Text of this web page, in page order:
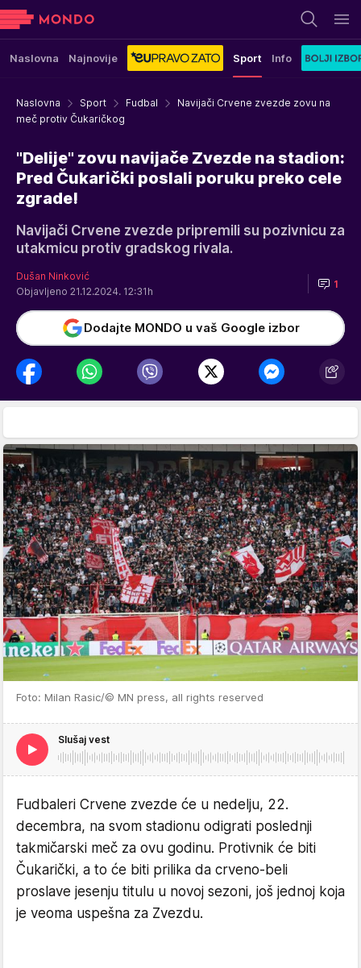
Naslovna Najnovije Sport Info
Naslovna Sport Fudbal
Navijači Crvene zvezde zovu na
meč protiv Čukaričkog
"Delije" zovu navijače Zvezde na stadion:
Pred Čukarički poslali poruku preko cele
zgrade!
Navijači Crvene zvezde pripremili su pozivnicu za
utakmicu protiv gradskog rivala.
Dušan Ninković
Objavljeno 21.12.2024. 12:31h
1
Dodajte MONDO u vaš Google izbor
Foto: Milan Rasic/© MN press, all rights reserved
Slušaj vest
Fudbaleri Crvene zvezde će u nedelju, 22.
decembra, na svom stadionu odigrati poslednji
takmičarski meč za ovu godinu. Protivnik će biti
Čukarički, a to će biti prilika da crveno-beli
proslave jesenju titulu u novoj sezoni, još jednoj koja
je veoma uspešna za Zvezdu.